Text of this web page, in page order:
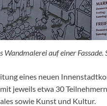
Wandmalerei auf einer
eines neuen
jeweils etwa 30
sowie Kunst und Kultur.